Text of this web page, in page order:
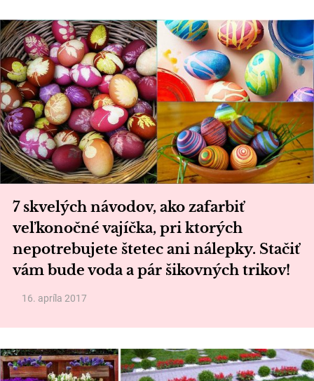
7 skvelých návodov, ako zafarbiť
veľkonočné vajíčka, pri ktorých
nepotrebujete štetec ani nálepky. Stačiť
vám bude voda a pár šikovných trikov!
16. apríla 2017